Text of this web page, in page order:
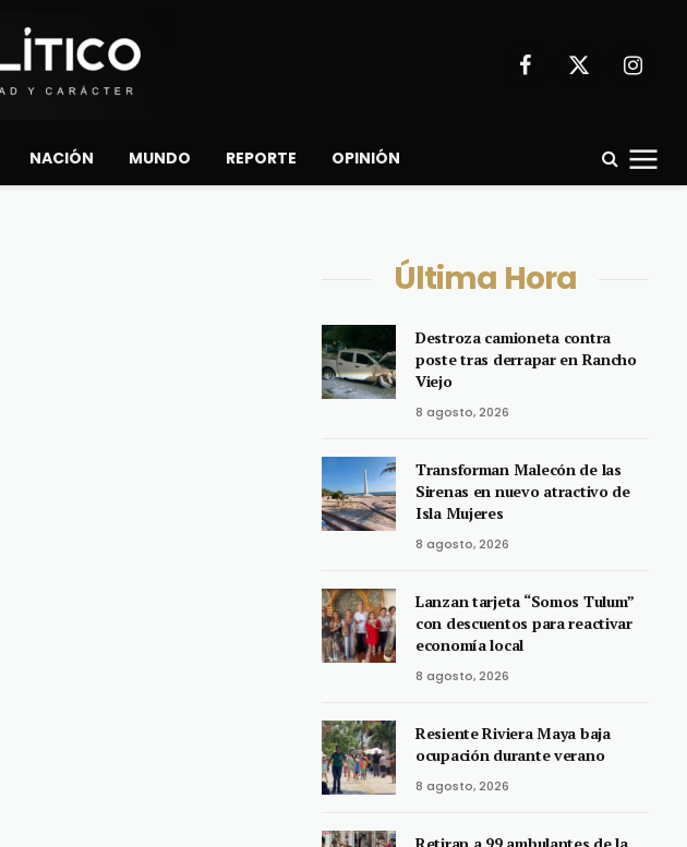
Facebook
X
NACIÓN MUNDO REPORTE OPINIÓN
Última Hora
Destroza camioneta contra
poste tras derrapar en Rancho
Viejo
8 agosto, 2026
Transforman Malecón de las
Sirenas en nuevo atractivo de
Isla Mujeres
8 agosto, 2026
Lanzan tarjeta “Somos Tulum”
con descuentos para reactivar
economía local
8 agosto, 2026
Resiente Riviera Maya baja
ocupación durante verano
8 agosto, 2026